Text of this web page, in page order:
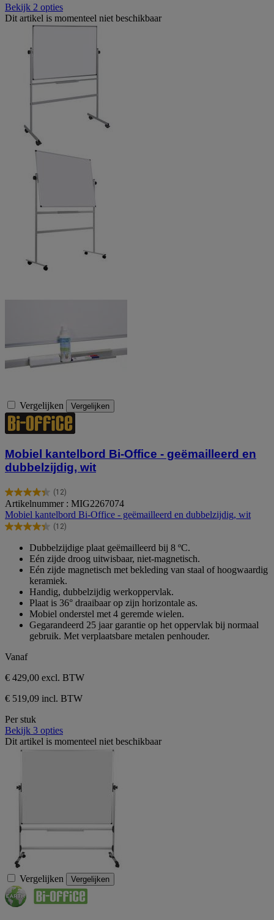
Bekijk 2 opties
Dit artikel is momenteel niet beschikbaar
Vergelijken Vergelijken
Mobiel kantelbord Bi-Office - geëmailleerd en
dubbelzijdig, wit
(12)
4.3
van
de
5
beoordelingen
Artikelnummer : MIG2267074
Mobiel kantelbord Bi-Office - geëmailleerd en dubbelzijdig, wit
(12)
4.3
sterren.
beoordelingen
Dubbelzijdige plaat geëmailleerd bij 8 ºC.
Eén zijde droog uitwisbaar, niet-magnetisch.
Eén zijde magnetisch met bekleding van staal of hoogwaardig
keramiek.
Handig, dubbelzijdig werkoppervlak.
Plaat is 36° draaibaar op zijn horizontale as.
Mobiel onderstel met 4 geremde wielen.
Gegarandeerd 25 jaar garantie op het oppervlak bij normaal
gebruik. Met verplaatsbare metalen penhouder.
Vanaf
€ 429,00 excl. BTW
€ 519,09 incl. BTW
Per stuk
Bekijk 3 opties
Dit artikel is momenteel niet beschikbaar
Vergelijken Vergelijken